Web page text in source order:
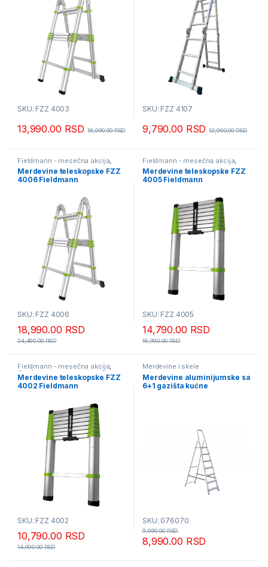
SKU: FZZ 4003
13,990.00 RSD 18,990.00RSD
SKU: FZZ 4107
9,790.00 RSD 12,990.00RSD
Fieldmann - mesečna akcija
Građevinska oprema i mašine,
Merdevine i skele
Merdevine teleskopske FZZ
4006 Fieldmann
SKU: FZZ 4006
18,990.00 RSD
24,490.00RSD
Fieldmann - mesečna akcija
Građevinska oprema i mašine,
Merdevine i skele
Merdevine teleskopske FZZ
4005 Fieldmann
SKU: FZZ 4005
14,790.00 RSD
16,990.00RSD
Fieldmann - mesečna akcija,
Građevinska oprema i mašine,
Merdevine i skele
Merdevine teleskopske FZZ
4002 Fieldmann
SKU: FZZ 4002
10,790.00 RSD
14,990.00RSD
Merdevine i skele
Merdevine aluminijumske sa
6+1 gazišta kućne
SKU: 076070
8,990.00 RSD
9,990.00RSD